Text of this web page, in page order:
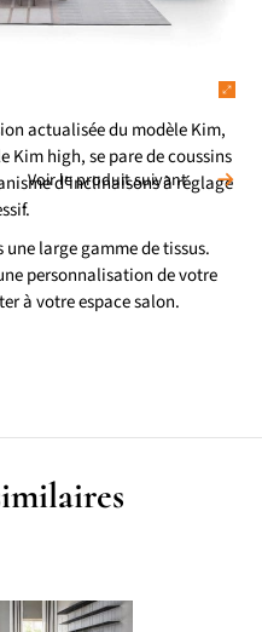
Voir le produit suivant
actualisée du modèle Kim,
Kim high, se pare de coussins
d’inclinaisons à réglage
large gamme de tissus.
personnalisation de votre
à votre espace salon.